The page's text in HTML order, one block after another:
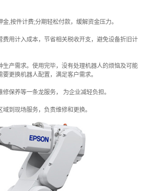
,按件计费;分期轻松付款，缓解资金压力。
费用计入成本，节省相关税收开支，避免设备折旧计
生产需求。使用完毕，没有处理机器人的烦恼及可能
更换机器人配置，满足客户需求。
保养等一条龙服务， 为企业减轻负担。
到现场服务，负责维修和更换。